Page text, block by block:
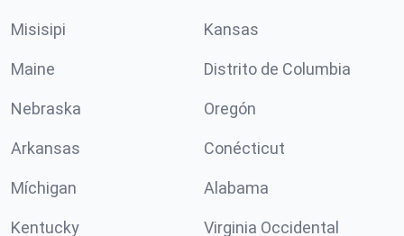
Misisipi Kansas
Maine Distrito de Columbia
Nebraska Oregón
Arkansas Conécticut
Míchigan Alabama
Kentucky Virginia Occidental